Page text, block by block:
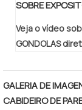
SOBRE
Veja o vídeo
GONDOLAS
GALERIA DE
CABIDEIRO DE